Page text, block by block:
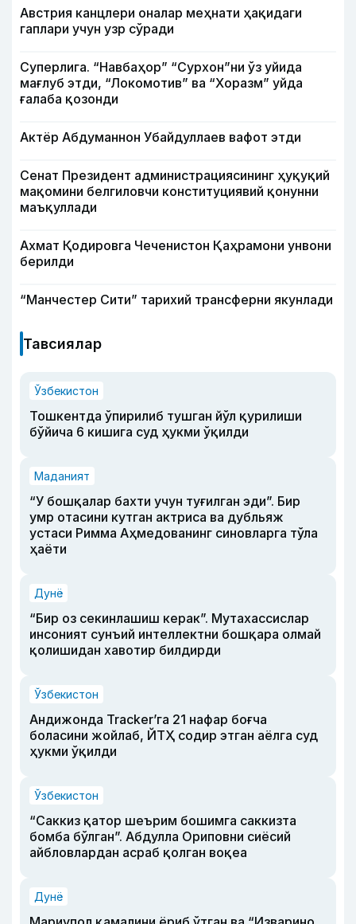
Австрия канцлери оналар меҳнати ҳақидаги
гаплари учун узр сўради
Суперлига. “Навбаҳор” “Сурхон”ни ўз уйида
мағлуб этди, “Локомотив” ва “Хоразм” уйда
ғалаба қозонди
Актёр Абду­маннон Убайдуллаев вафот этди
Сенат Президент администрациясининг ҳуқуқий
мақомини белгиловчи конституциявий қонунни
маъқуллади
Ахмат Қодировга Чеченистон Қаҳрамони унвони
берилди
“Манчестер Сити” тарихий трансферни якунлади
Тавсиялар
Ўзбекистон
Тошкентда ўпирилиб тушган йўл қурилиши
бўйича 6 кишига суд ҳукми ўқилди
Маданият
“У бошқалар бахти учун туғилган эди”. Бир
умр отасини кутган актриса ва дубльяж
устаси Римма Аҳмедованинг синовларга тўла
ҳаёти
Дунё
“Бир оз секинлашиш керак”. Мутахассислар
инсоният сунъий интеллектни бошқара олмай
қолишидан хавотир билдирди
Ўзбекистон
Андижонда Tracker’га 21 нафар боғча
боласини жойлаб, ЙТҲ содир этган аёлга суд
ҳукми ўқилди
Ўзбекистон
“Саккиз қатор шеърим бошимга саккизта
бомба бўлган”. Абдулла Ориповни сиёсий
айбловлардан асраб қолган воқеа
Дунё